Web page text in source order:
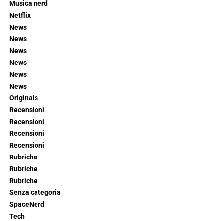
Musica nerd
Netflix
News
News
News
News
News
News
Originals
Recensioni
Recensioni
Recensioni
Recensioni
Rubriche
Rubriche
Rubriche
Senza categoria
SpaceNerd
Tech